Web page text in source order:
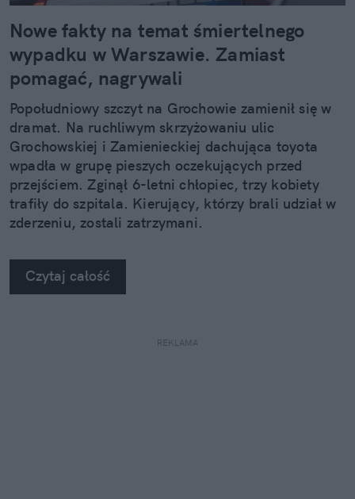
Nowe fakty na temat śmiertelnego
wypadku w Warszawie. Zamiast
pomagać, nagrywali
Popołudniowy szczyt na Grochowie zamienił się w
dramat. Na ruchliwym skrzyżowaniu ulic
Grochowskiej i Zamienieckiej dachująca toyota
wpadła w grupę pieszych oczekujących przed
przejściem. Zginął 6-letni chłopiec, trzy kobiety
trafiły do szpitala. Kierujący, którzy brali udział w
zderzeniu, zostali zatrzymani.
Czytaj całość
REKLAMA